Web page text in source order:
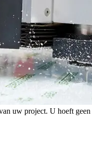
uw project. U hoeft